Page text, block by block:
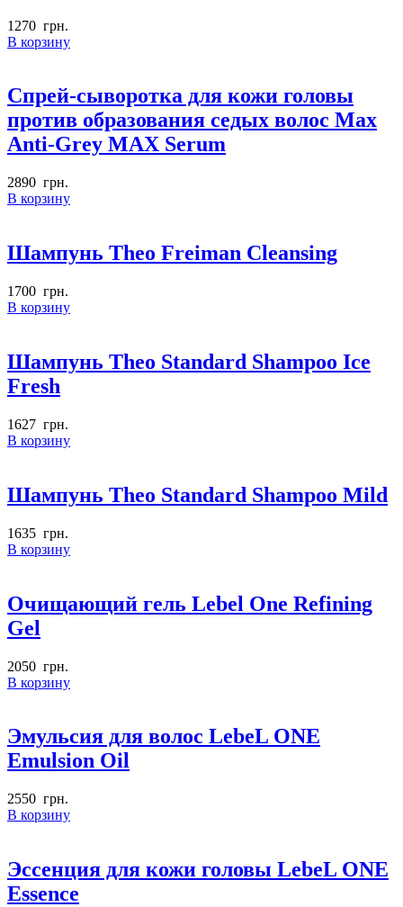
1270 грн.
В корзину
Спрей-сыворотка для кожи головы
против образования седых волос Max
Anti-Grey MAX Serum
2890 грн.
В корзину
Шампунь Theo Freiman Cleansing
1700 грн.
В корзину
Шампунь Theo Standard Shampoo Ice
Fresh
1627 грн.
В корзину
Шампунь Theo Standard Shampoo Mild
1635 грн.
В корзину
Очищающий гель Lebel One Refining
Gel
2050 грн.
В корзину
Эмульсия для волос LebeL ONE
Emulsion Oil
2550 грн.
В корзину
Эссенция для кожи головы LebeL ONE
Essence